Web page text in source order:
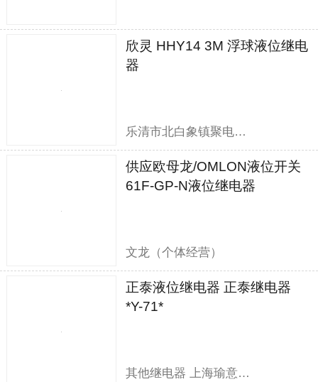
欣灵 HHY14 3M 浮球液位继电
器
乐清市北白象镇聚电电器销售部
供应欧母龙/OMLON液位开关
61F-GP-N液位继电器
文龙（个体经营）
正泰液位继电器 正泰继电器
*Y-71*
其他继电器 上海瑜意机电设备有限公司